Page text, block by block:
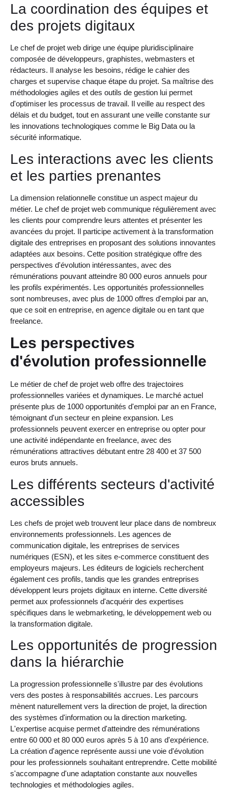
La coordination des équipes et
des projets digitaux
Le chef de projet web dirige une équipe pluridisciplinaire
composée de développeurs, graphistes, webmasters et
rédacteurs. Il analyse les besoins, rédige le cahier des
charges et supervise chaque étape du projet. Sa maîtrise des
méthodologies agiles et des outils de gestion lui permet
d'optimiser les processus de travail. Il veille au respect des
délais et du budget, tout en assurant une veille constante sur
les innovations technologiques comme le Big Data ou la
sécurité informatique.
Les interactions avec les clients
et les parties prenantes
La dimension relationnelle constitue un aspect majeur du
métier. Le chef de projet web communique régulièrement avec
les clients pour comprendre leurs attentes et présenter les
avancées du projet. Il participe activement à la transformation
digitale des entreprises en proposant des solutions innovantes
adaptées aux besoins. Cette position stratégique offre des
perspectives d'évolution intéressantes, avec des
rémunérations pouvant atteindre 80 000 euros annuels pour
les profils expérimentés. Les opportunités professionnelles
sont nombreuses, avec plus de 1000 offres d'emploi par an,
que ce soit en entreprise, en agence digitale ou en tant que
freelance.
Les perspectives
d'évolution professionnelle
Le métier de chef de projet web offre des trajectoires
professionnelles variées et dynamiques. Le marché actuel
présente plus de 1000 opportunités d'emploi par an en France,
témoignant d'un secteur en pleine expansion. Les
professionnels peuvent exercer en entreprise ou opter pour
une activité indépendante en freelance, avec des
rémunérations attractives débutant entre 28 400 et 37 500
euros bruts annuels.
Les différents secteurs d'activité
accessibles
Les chefs de projet web trouvent leur place dans de nombreux
environnements professionnels. Les agences de
communication digitale, les entreprises de services
numériques (ESN), et les sites e-commerce constituent des
employeurs majeurs. Les éditeurs de logiciels recherchent
également ces profils, tandis que les grandes entreprises
développent leurs projets digitaux en interne. Cette diversité
permet aux professionnels d'acquérir des expertises
spécifiques dans le webmarketing, le développement web ou
la transformation digitale.
Les opportunités de progression
dans la hiérarchie
La progression professionnelle s'illustre par des évolutions
vers des postes à responsabilités accrues. Les parcours
mènent naturellement vers la direction de projet, la direction
des systèmes d'information ou la direction marketing.
L'expertise acquise permet d'atteindre des rémunérations
entre 60 000 et 80 000 euros après 5 à 10 ans d'expérience.
La création d'agence représente aussi une voie d'évolution
pour les professionnels souhaitant entreprendre. Cette mobilité
s'accompagne d'une adaptation constante aux nouvelles
technologies et méthodologies agiles.